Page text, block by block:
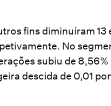
fins diminuíram 13
No
subiu de 8,56%
descida de 0,01